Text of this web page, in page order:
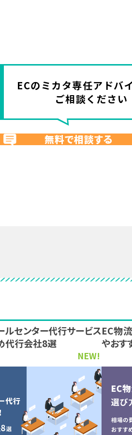
ECのミカタ専任アドバ
ご相談ください
無料で相談する
ルセンター代行サービス
代行会社8選
NEW!
EC物
やおす